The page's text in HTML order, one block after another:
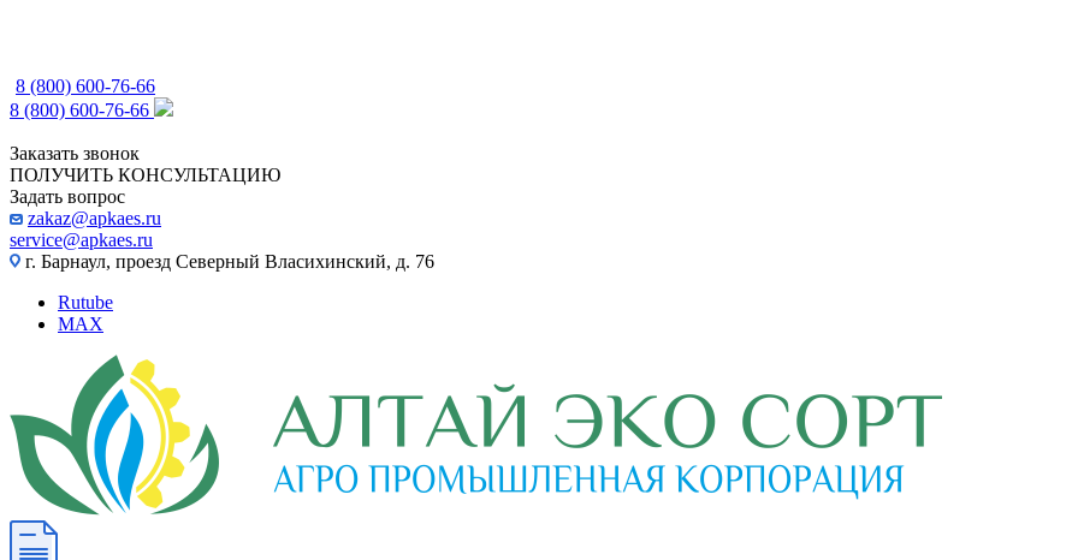
8 (800) 600-76-66
8 (800) 600-76-66
Заказать звонок
ПОЛУЧИТЬ КОНСУЛЬТАЦИЮ
Задать вопрос
zakaz@apkaes.ru
service@apkaes.ru
г. Барнаул, проезд Северный Власихинский, д. 76
Rutube
MAX